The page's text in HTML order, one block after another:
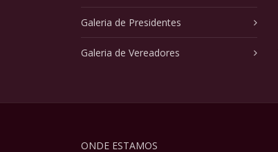
Galeria de Presidentes
Galeria de Vereadores
ONDE ESTAMOS